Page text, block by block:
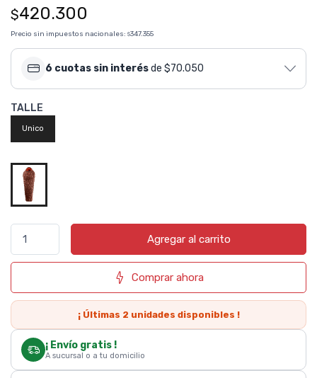
$420.300
Precio sin impuestos nacionales: $347.355
6 cuotas sin interésde $70.050
TALLE
Unico
Agregar al carrito
Comprar ahora
¡ Últimas 2 unidades disponibles !
¡ Envío gratis !
A sucursal o a tu domicilio